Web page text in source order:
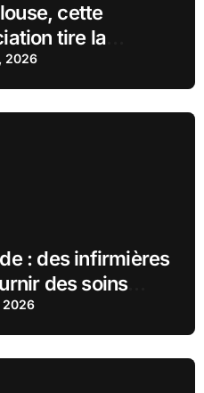
cette
tire la
On fonce droit
»
2026
: des infirmières
des soins
affectés
2026